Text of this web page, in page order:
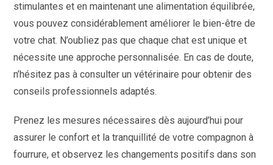
stimulantes et en maintenant une alimentation équilibrée,
vous pouvez considérablement améliorer le bien-être de
votre chat. N’oubliez pas que chaque chat est unique et
nécessite une approche personnalisée. En cas de doute,
n’hésitez pas à consulter un vétérinaire pour obtenir des
conseils professionnels adaptés.
Prenez les mesures nécessaires dès aujourd’hui pour
assurer le confort et la tranquillité de votre compagnon à
fourrure, et observez les changements positifs dans son